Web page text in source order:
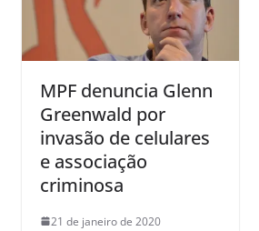
MPF denuncia Glenn
Greenwald por
invasão de celulares
e associação
criminosa
21 de janeiro de 2020